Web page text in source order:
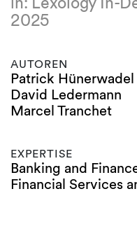
2025
AUTOREN
Patrick Hünerwadel
David Ledermann
Marcel Tranchet
EXPERTISE
Banking and
Financial Services